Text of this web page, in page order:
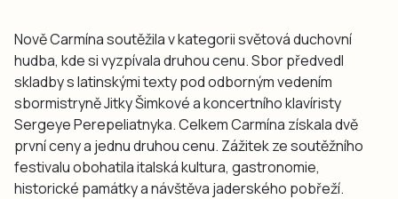
Nově Carmína soutěžila v kategorii světová duchovní
hudba, kde si vyzpívala druhou cenu. Sbor předvedl
skladby s latinskými texty pod odborným vedením
sbormistryně Jitky Šimkové a koncertního klavíristy
Sergeye Perepeliatnyka. Celkem Carmína získala dvě
první ceny a jednu druhou cenu. Zážitek ze soutěžního
festivalu obohatila italská kultura, gastronomie,
historické památky a návštěva jaderského pobřeží.